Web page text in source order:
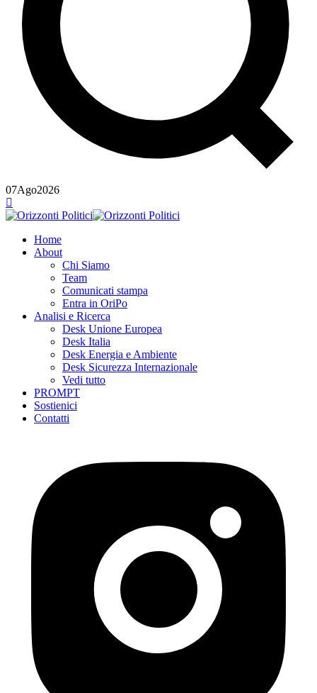
07Ago2026
Home
About
Chi Siamo
Team
Comunicati stampa
Entra in OriPo
Analisi e Ricerca
Desk Unione Europea
Desk Italia
Desk Energia e Ambiente
Desk Sicurezza Internazionale
Vedi tutto
PROMPT
Sostienici
Contatti